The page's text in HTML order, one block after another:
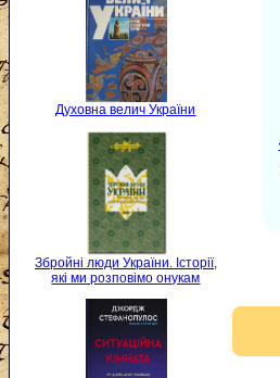
Духовна велич України
Збройні люди України. Історії,
які ми розповімо онукам